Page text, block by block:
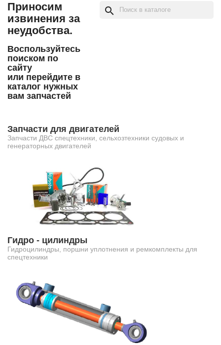
Приносим
извинения за
неудобства.
Воспользуйтесь
поиском по
сайту
или перейдите в
каталог нужных
вам запчастей
search
Запчасти для двигателей
Запчасти ДВС спецтехники, сельхозтехники судовых и
генераторных двигателей
Гидро - цилиндры
Гидроцилиндры, поршни уплотнения и ремкомплекты для
спецтехники